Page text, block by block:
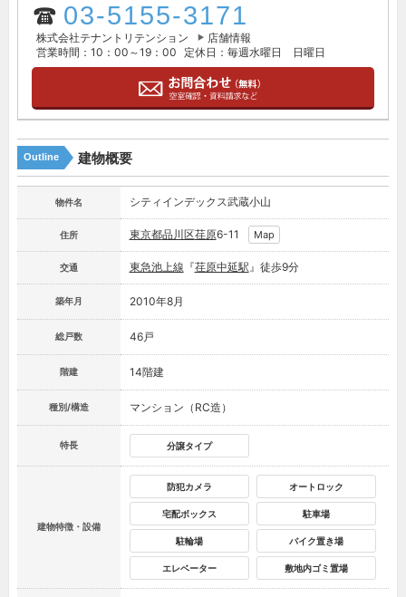
03-5155-3171
株式会社テナントリテンション
店舗情報
営業時間：10：00～19：00
定休日：毎週水曜日 日曜日
Outline 建物概要
物件名 シティインデックス武蔵小山
住所 東京都品川区荏原6-11 Map
交通 東急池上線 『荏原中延駅』徒歩9分
築年月 2010年8月
総戸数 46戸
階建 14階建
種別/構造 マンション（RC造）
特長 分譲タイプ
建物特徴・設備
防犯カメラ オートロック
宅配ボックス 駐車場
駐輪場 バイク置き場
エレベーター 敷地内ゴミ置場